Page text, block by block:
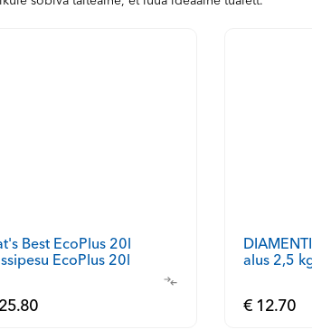
Best EcoPlus 20l
EcoPlus 20l alus 2,5
€ 12.70